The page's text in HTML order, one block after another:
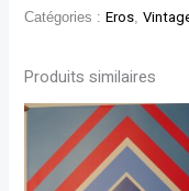
Catégories :Eros ,
Produits similaires